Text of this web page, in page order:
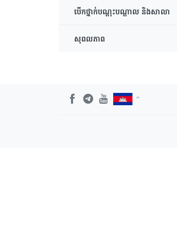
បើកថ្នាក់បណ្តុះបណ្តាល និងសាលា
សុពលភាព